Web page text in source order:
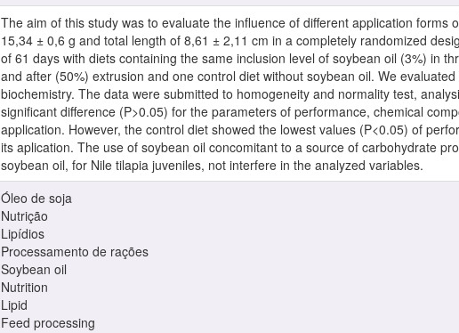
The aim of this study was to evaluate the influence of different application
15,34 ± 0,6 g and total length of 8,61 ± 2,11 cm in a completely randomized
of 61 days with diets containing the same inclusion level of soybean oil (3%) in
and after (50%) extrusion and one control diet without soybean oil. We
biochemistry. The data were submitted to homogeneity and normality test,
significant difference (P>0.05) for the parameters of performance, chemical
application. However, the control diet showed the lowest values (P<0.05) of
its aplication. The use of soybean oil concomitant to a source of carbohydrate
soybean oil, for Nile tilapia juveniles, not interfere in the analyzed variables.
Óleo de soja
Nutrição
Lipídios
Processamento de rações
Soybean oil
Nutrition
Lipid
Feed processing